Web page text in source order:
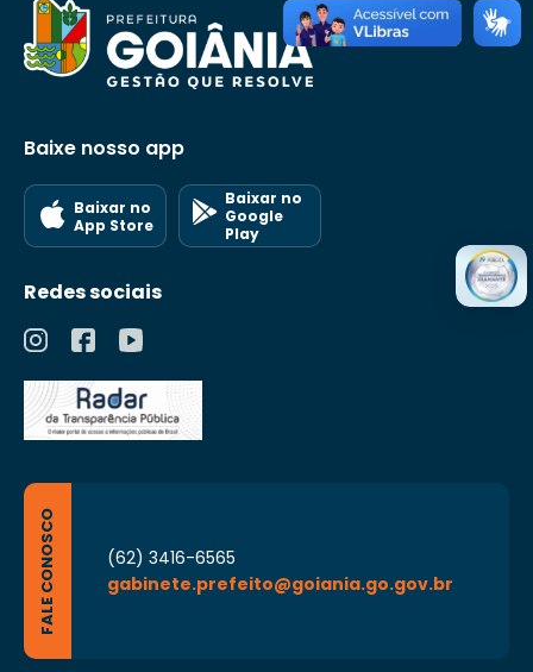
Baixe nosso app
Baixar no
App Store
Baixar no
Google
Play
Redes sociais
FALE CONOSCO
(62) 3416-6565
gabinete.prefeito@goiania.go.gov.br